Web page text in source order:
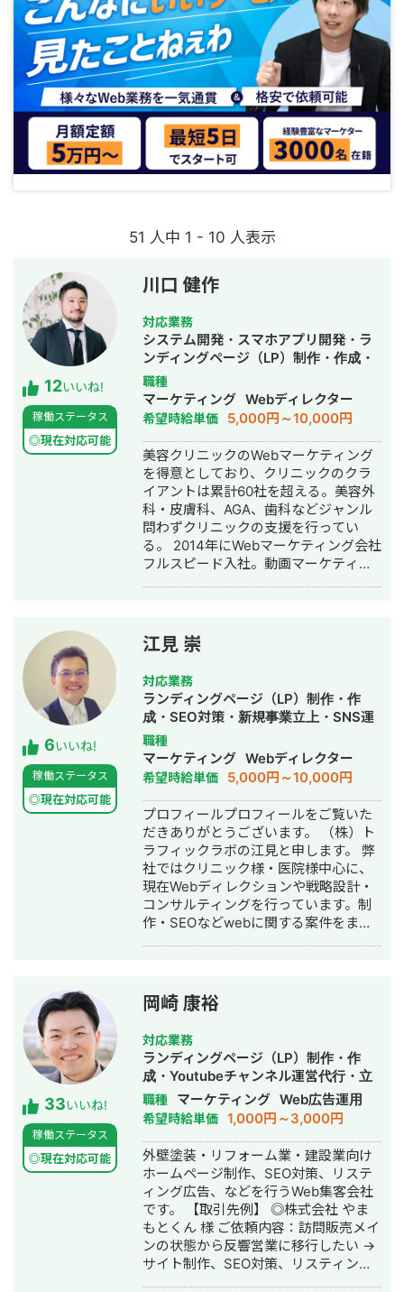
51 人中 1 - 10 人表示
12いいね!
稼働ステータス
◎現在対応可能
川口 健作
対応業務
システム開発・スマホアプリ開発・ラ
ンディングページ（LP）制作・作成・
Youtubeチャンネル運営代行・立ち上
げ・ECサイト構築・ネットショップ作
成代行・SEO対策・新規事業立上・
SNS運用代行・記事作成代行・ライテ
ィング・ホームページ制作・作成・バ
ナー制作・デザイン・ロゴデザイン・
作成・リスティング広告運用代行・オ
ウンドメディア制作・構築・運用代
行・動画制作・動画編集・営業代行
職種
マーケティング Webディレクター
希望時給単価 5,000円～10,000円
美容クリニックのWebマーケティング
を得意としており、クリニックのクラ
イアントは累計60社を超える。美容外
科・皮膚科、AGA、歯科などジャンル
問わずクリニックの支援を行ってい
る。 2014年にWebマーケティング会社
フルスピード入社。動画マーケティン
独立。 独立後はフリーランスとなり、
フロントエンドエンジニア兼総合Web
マーケターとして活動。現在はWebコ
ンサルティング会社を創設し、法人と
してStockSunに参画。
6いいね!
稼働ステータス
◎現在対応可能
江見 崇
対応業務
ランディングページ（LP）制作・作
成・SEO対策・新規事業立上・SNS運
用代行・記事作成代行・ライティン
グ・翻訳・ホームページ制作・作成・
バナー制作・デザイン・ロゴデザイ
ン・作成・イラスト制作・リスティン
グ広告運用代行
職種
マーケティング Webディレクター
希望時給単価 5,000円～10,000円
プロフィールプロフィールをご覧いた
だきありがとうございます。 （株）ト
ラフィックラボの江見と申します。 弊
社ではクリニック様・医院様中心に、
現在Webディレクションや戦略設計・
コンサルティングを行っています。制
作・SEOなどwebに関する案件をまる
また、常にレスを早めに対応を心がけ
ておりまして24時間365日対応が可能
です。 実際、弊社は地域名＋施術で上
位表示が得意得意で、かなりの施術名
をハックしています。 また、医療広告
ガイドライン、薬機法にも対応した知
見もあり安全性にも対応しておりま
す。 ■実績■ ・某美容系ビックワード
で圏外→10位以内（半年） ・美容施術
系ビッグワード 2位 ・新規患者数PV
が3ヶ月で２倍 ・半年で新規患者数が
1.5倍！
33いいね!
稼働ステータス
◎現在対応可能
岡崎 康裕
対応業務
ランディングページ（LP）制作・作
成・Youtubeチャンネル運営代行・立
ち上げ・SEO対策・新規事業立上・
SNS運用代行・記事作成代行・ライテ
ィング・ホームページ制作・作成・バ
ナー制作・デザイン・リスティング広
告運用代行・オウンドメディア制作・
構築・運用代行・動画制作・動画編集
職種 マーケティング Web広告運用
希望時給単価 1,000円～3,000円
外壁塗装・リフォーム業・建設業向け
ホームページ制作、SEO対策、リステ
ィング広告、などを行うWeb集客会社
です。 【取引先例】 ◎株式会社 やま
もとくん 様 ご依頼内容：訪問販売メイ
ンの状態から反響営業に移行したい →
サイト制作、SEO対策、リスティング